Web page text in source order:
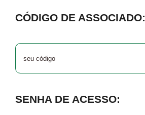
CÓDIGO DE ASSOCIADO:
SENHA DE ACESSO: